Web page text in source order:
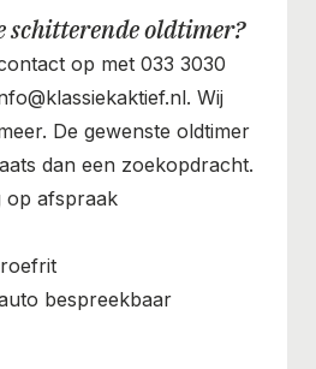
schitterende oldtimer?
op met 033 3030
Wij
De gewenste oldtimer
dan een zoekopdracht.
op afspraak
bespreekbaar